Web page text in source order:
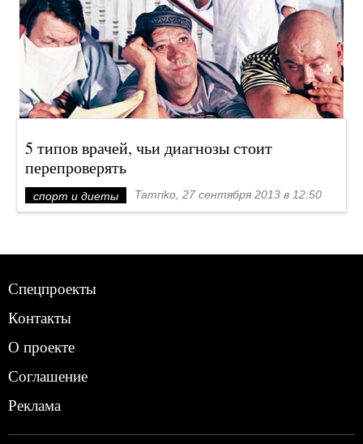
5 типов врачей, чьи диагнозы стоит
перепроверять
спорт и диеты Tamriko, 27 сентября 2013 в 12:50
Спецпроекты
Контакты
О проекте
Соглашение
Реклама